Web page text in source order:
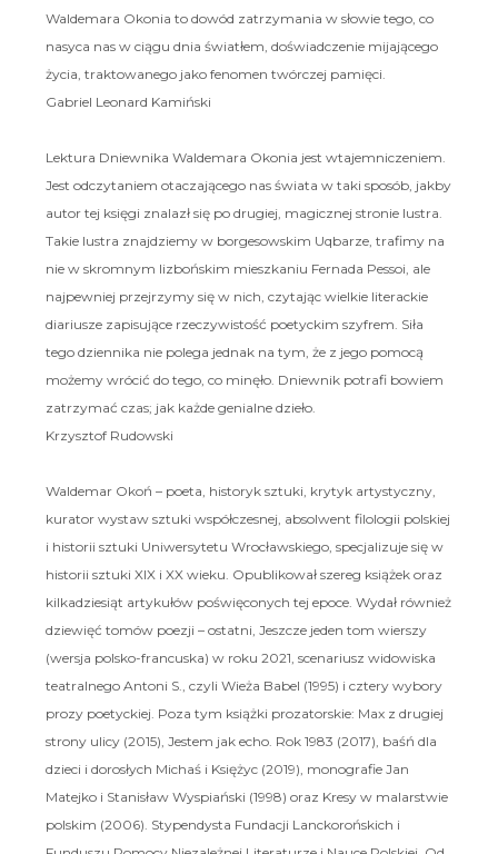
Waldemara Okonia to dowód zatrzymania w słowie tego, co
nasyca nas w ciągu dnia światłem, doświadczenie mijającego
życia, traktowanego jako fenomen twórczej pamięci.
Gabriel Leonard Kamiński
Lektura Dniewnika Waldemara Okonia jest wtajemniczeniem.
Jest odczytaniem otaczającego nas świata w taki sposób, jakby
autor tej księgi znalazł się po drugiej, magicznej stronie lustra.
Takie lustra znajdziemy w borgesowskim Uqbarze, trafimy na
nie w skromnym lizbońskim mieszkaniu Fernada Pessoi, ale
najpewniej przejrzymy się w nich, czytając wielkie literackie
diariusze zapisujące rzeczywistość poetyckim szyfrem. Siła
tego dziennika nie polega jednak na tym, że z jego pomocą
możemy wrócić do tego, co minęło. Dniewnik potrafi bowiem
zatrzymać czas; jak każde genialne dzieło.
Krzysztof Rudowski
Waldemar Okoń – poeta, historyk sztuki, krytyk artystyczny,
kurator wystaw sztuki współczesnej, absolwent filologii polskiej
i historii sztuki Uniwersytetu Wrocławskiego, specjalizuje się w
historii sztuki XIX i XX wieku. Opublikował szereg książek oraz
kilkadziesiąt artykułów poświęconych tej epoce. Wydał również
dziewięć tomów poezji – ostatni, Jeszcze jeden tom wierszy
(wersja polsko-francuska) w roku 2021, scenariusz widowiska
teatralnego Antoni S., czyli Wieża Babel (1995) i cztery wybory
prozy poetyckiej. Poza tym książki prozatorskie: Max z drugiej
strony ulicy (2015), Jestem jak echo. Rok 1983 (2017), baśń dla
dzieci i dorosłych Michaś i Księżyc (2019), monografie Jan
Matejko i Stanisław Wyspiański (1998) oraz Kresy w malarstwie
polskim (2006). Stypendysta Fundacji Lanckorońskich i